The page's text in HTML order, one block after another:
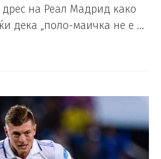
на Реал Мадрид како
дека „поло-маичка не е …